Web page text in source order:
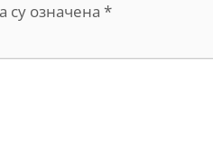
су означена *